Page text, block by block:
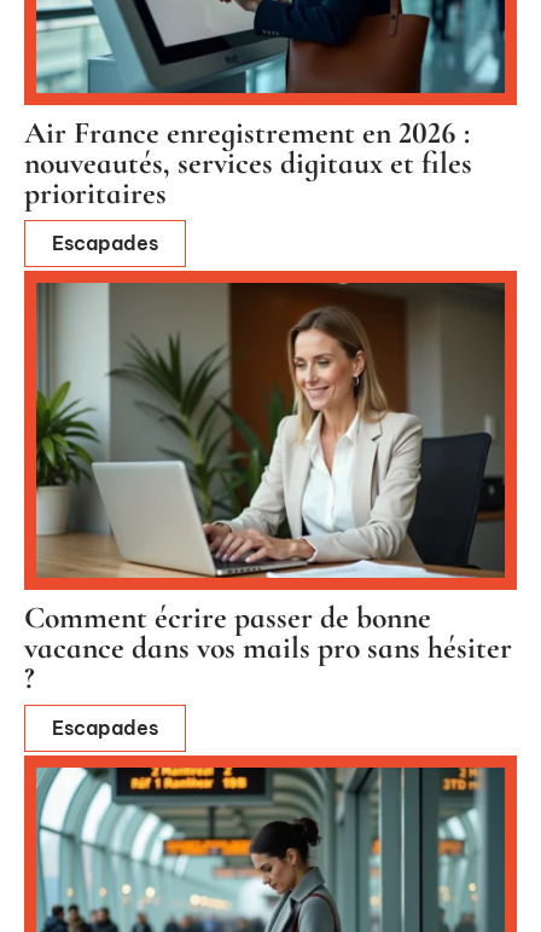
Air France enregistrement en 2026 :
nouveautés, services digitaux et files
prioritaires
Escapades
Comment écrire passer de bonne
vacance dans vos mails pro sans hésiter
?
Escapades